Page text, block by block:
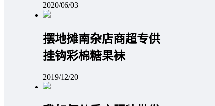
2020/06/03
摆地摊南杂店商超专供
挂钩彩棉糖果袜
2019/12/20